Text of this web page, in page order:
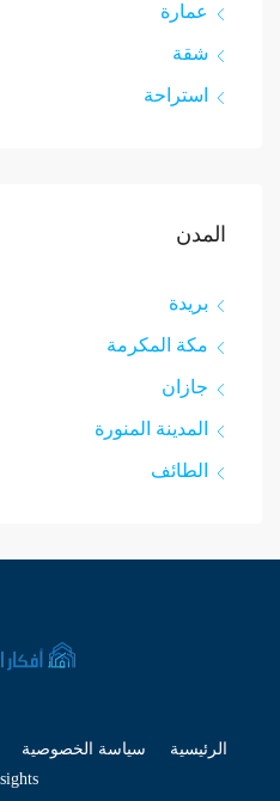
عمارة
شقة
استراحة
المدن
بريدة
مكة المكرمة
جازان
المدينة المنورة
الطائف
الرئيسية سياسة الخصوصية